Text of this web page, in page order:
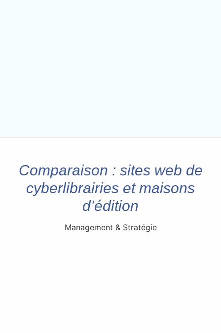
Comparaison : sites web de
cyberlibrairies et maisons
d’édition
Management & Stratégie